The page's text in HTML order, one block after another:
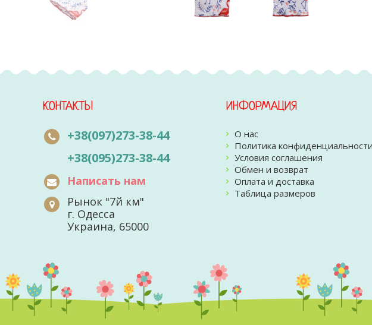
КОНТАКТЫ
+38(097)273-38-44
+38(095)273-38-44
Написать нам
Рынок "7й км"
г. Одесса
Украина, 65000
ИНФОРМАЦИЯ
О нас
Политика конфиденциальности
Условия соглашения
Обмен и возврат
Оплата и доставка
Таблица размеров